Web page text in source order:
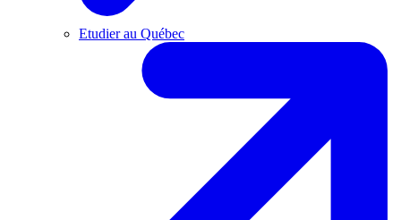
Etudier au Québec